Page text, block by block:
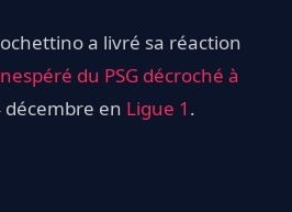
a livré sa réaction
du PSG décroché à
décembre en Ligue 1 .